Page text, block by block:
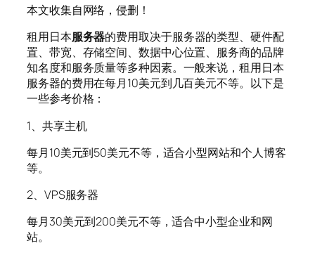
本文收集自网络，侵删！
租用日本服务器的费用取决于服务器的类型、硬件配
置、带宽、存储空间、数据中心位置、服务商的品牌
知名度和服务质量等多种因素。一般来说，租用日本
服务器的费用在每月10美元到几百美元不等。以下是
一些参考价格：
1、共享主机
每月10美元到50美元不等，适合小型网站和个人博客
等。
2、VPS服务器
每月30美元到200美元不等，适合中小型企业和网
站。